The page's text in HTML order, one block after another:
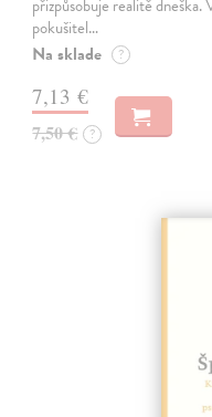
přizpůsobuje realitě
pokušitel…
Na sklade ?
7,13 €
7,50 € ?